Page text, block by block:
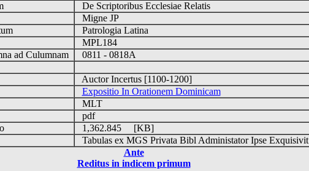
De Scriptoribus Ecclesiae Relatis
Migne JP
Patrologia Latina
MPL184
ad Culumnam
0811 - 0818A
Auctor Incertus [1100-1200]
Expositio In Orationem Dominicam
MLT
pdf
1,362.845 [KB]
Tabulas ex MGS Privata Bibl Administator Ipse Exquisivit
Ante
Reditus in indicem primum